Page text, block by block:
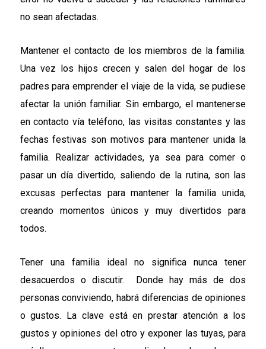
no sean afectadas.
Mantener el contacto de los miembros de la familia.
Una vez los hijos crecen y salen del hogar de los
padres para emprender el viaje de la vida, se pudiese
afectar la unión familiar. Sin embargo, el mantenerse
en contacto vía teléfono, las visitas constantes y las
fechas festivas son motivos para mantener unida la
familia. Realizar actividades, ya sea para comer o
pasar un día divertido, saliendo de la rutina, son las
excusas perfectas para mantener la familia unida,
creando momentos únicos y muy divertidos para
todos.
Tener una familia ideal no significa nunca tener
desacuerdos o discutir. Donde hay más de dos
personas conviviendo, habrá diferencias de opiniones
o gustos. La clave está en prestar atención a los
gustos y opiniones del otro y exponer las tuyas, para